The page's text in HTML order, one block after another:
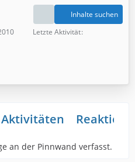
Inhalte suchen
Letzte Aktivität
an der Pinnwand verfasst.